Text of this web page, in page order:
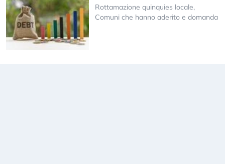
Rottamazione quinquies locale,
Comuni che hanno aderito e domanda